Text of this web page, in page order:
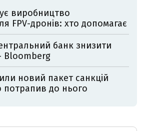
виробництво
FPV-дронів: хто допомагає
банк знизити
Bloomberg
новий пакет санкцій
потрапив до нього